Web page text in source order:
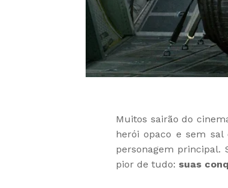
Muitos sairão do
herói opaco e sem
personagem principal.
pior de tudo: suas